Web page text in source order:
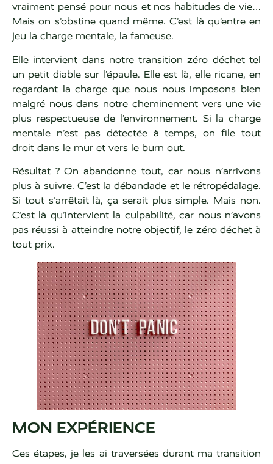
vraiment pensé pour nous et nos habitudes de vie…
Mais on s’obstine quand même. C’est là qu’entre en
jeu la charge mentale, la fameuse.
Elle intervient dans notre transition zéro déchet tel
un petit diable sur l’épaule. Elle est là, elle ricane, en
regardant la charge que nous nous imposons bien
malgré nous dans notre cheminement vers une vie
plus respectueuse de l’environnement. Si la charge
mentale n’est pas détectée à temps, on file tout
droit dans le mur et vers le burn out.
Résultat ? On abandonne tout, car nous n’arrivons
plus à suivre. C’est la débandade et le rétropédalage.
Si tout s’arrêtait là, ça serait plus simple. Mais non.
C’est là qu’intervient la culpabilité, car nous n’avons
pas réussi à atteindre notre objectif, le zéro déchet à
tout prix.
MON EXPÉRIENCE
Ces étapes, je les ai traversées durant ma transition